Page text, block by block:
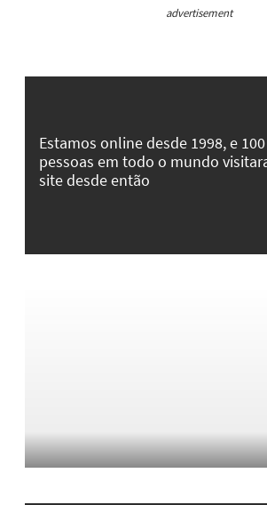
advertisement
Estamos online desde 1998, e
pessoas em todo o mundo
site desde então